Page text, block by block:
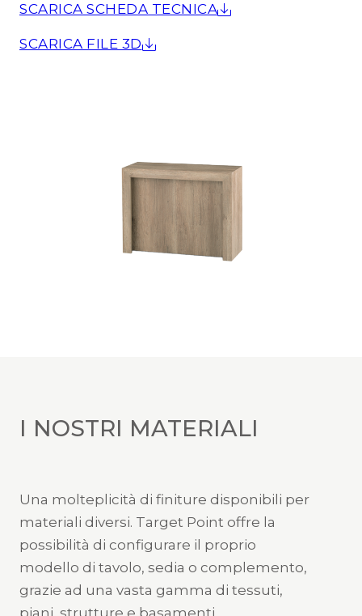
SCARICA SCHEDA TECNICA
SCARICA FILE 3D
I NOSTRI MATERIALI
Una molteplicità di finiture disponibili per
materiali diversi. Target Point offre la
possibilità di configurare il proprio
modello di tavolo, sedia o complemento,
grazie ad una vasta gamma di tessuti,
piani, strutture e basamenti.